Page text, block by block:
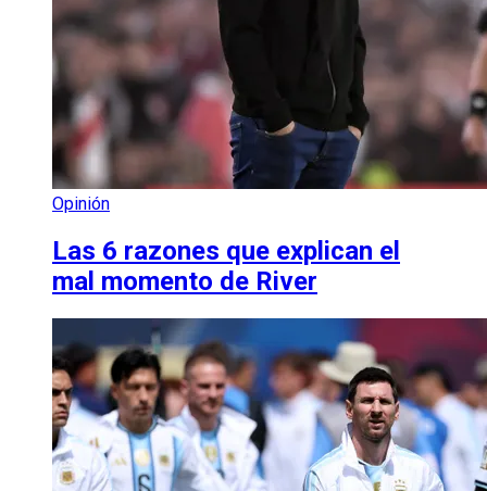
Opinión
Las 6 razones que explican el
mal momento de River